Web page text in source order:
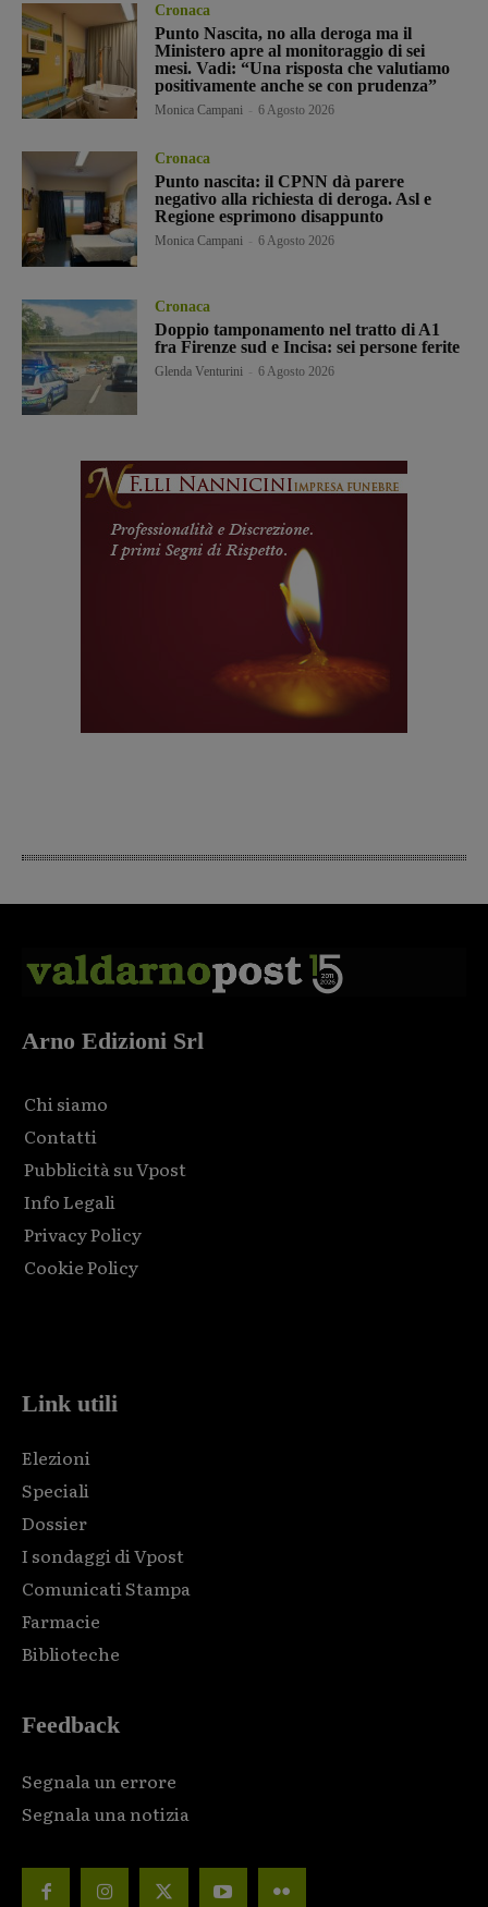
Cronaca
Punto Nascita, no alla deroga ma il
Ministero apre al monitoraggio di sei
mesi. Vadi: “Una risposta che valutiamo
positivamente anche se con prudenza”
Monica Campani 6 Agosto 2026
Cronaca
Punto nascita: il CPNN dà parere
negativo alla richiesta di deroga. Asl e
Regione esprimono disappunto
Monica Campani 6 Agosto 2026
Cronaca
Doppio tamponamento nel tratto di A1
fra Firenze sud e Incisa: sei persone ferite
Glenda Venturini 6 Agosto 2026
Arno Edizioni Srl
Chi siamo
Contatti
Pubblicità su Vpost
Info Legali
Privacy Policy
Cookie Policy
Link utili
Elezioni
Speciali
Dossier
I sondaggi di Vpost
Comunicati Stampa
Farmacie
Biblioteche
Feedback
Segnala un errore
Segnala una notizia